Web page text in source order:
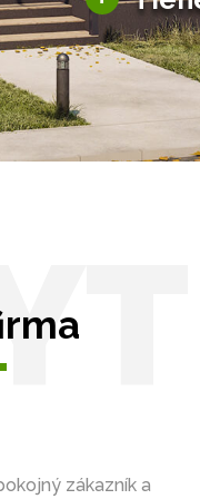
Tienenie
Zasklenie
zákazník a